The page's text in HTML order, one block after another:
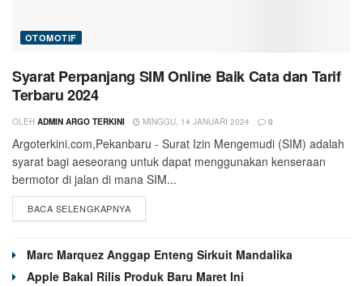
OTOMOTIF
Syarat Perpanjang SIM Online Baik Cata dan Tarif
Terbaru 2024
OLEH ADMIN ARGO TERKINI MINGGU, 14 JANUARI 2024 0
Argoterkini.com,Pekanbaru - Surat Izin Mengemudi (SIM) adalah
syarat bagi aeseorang untuk dapat menggunakan kenseraan
bermotor di jalan di mana SIM...
BACA SELENGKAPNYA
Marc Marquez Anggap Enteng Sirkuit Mandalika
Apple Bakal Rilis Produk Baru Maret Ini